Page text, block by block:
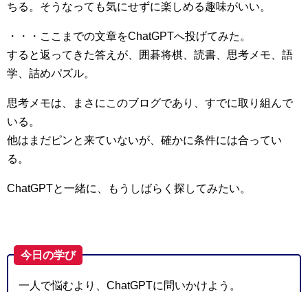
ちる。そうなっても気にせずに楽しめる趣味がいい。
・・・ここまでの文章をChatGPTへ投げてみた。
すると返ってきた答えが、囲碁将棋、読書、思考メモ、語
学、詰めパズル。
思考メモは、まさにこのブログであり、すでに取り組んで
いる。
他はまだピンと来ていないが、確かに条件には合ってい
る。
ChatGPTと一緒に、もうしばらく探してみたい。
今日の学び
一人で悩むより、ChatGPTに問いかけよう。